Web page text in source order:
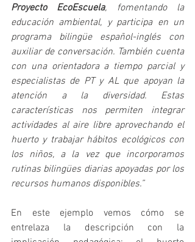
Proyecto EcoEscuela, fomentando la
educación ambiental, y participa en un
programa bilingüe español-inglés con
auxiliar de conversación. También cuenta
con una orientadora a tiempo parcial y
especialistas de PT y AL que apoyan la
atención a la diversidad. Estas
características nos permiten integrar
actividades al aire libre aprovechando el
huerto y trabajar hábitos ecológicos con
los niños, a la vez que incorporamos
rutinas bilingües diarias apoyadas por los
recursos humanos disponibles.”
En este ejemplo vemos cómo se
entrelaza la descripción con la